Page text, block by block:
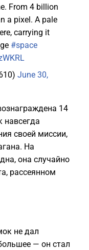
From 4 billion
a pixel. A pale
carrying it
#space
June 30,
14
навсегда
своей миссии,
На
она случайно
рассеянном
не дал
— он стал